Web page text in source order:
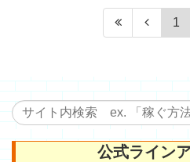
1
公式ライン